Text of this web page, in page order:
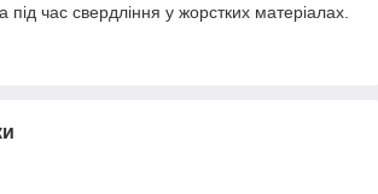
під час свердління у жорстких матеріалах.